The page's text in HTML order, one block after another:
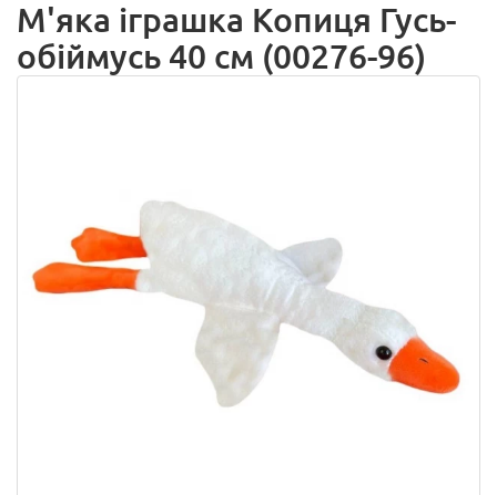
М'яка іграшка Копиця Гусь-
обіймусь 40 см (00276-96)